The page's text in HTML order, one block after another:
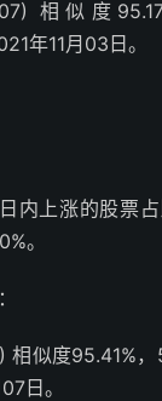
相似度
年11月03日。
内上涨的股票
。
似度95.41%，5
日。